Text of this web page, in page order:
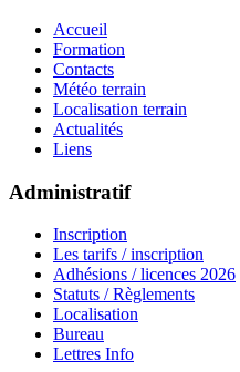
Accueil
Formation
Contacts
Météo terrain
Localisation terrain
Actualités
Liens
Administratif
Inscription
Les tarifs / inscription
Adhésions / licences 2026
Statuts / Règlements
Localisation
Bureau
Lettres Info